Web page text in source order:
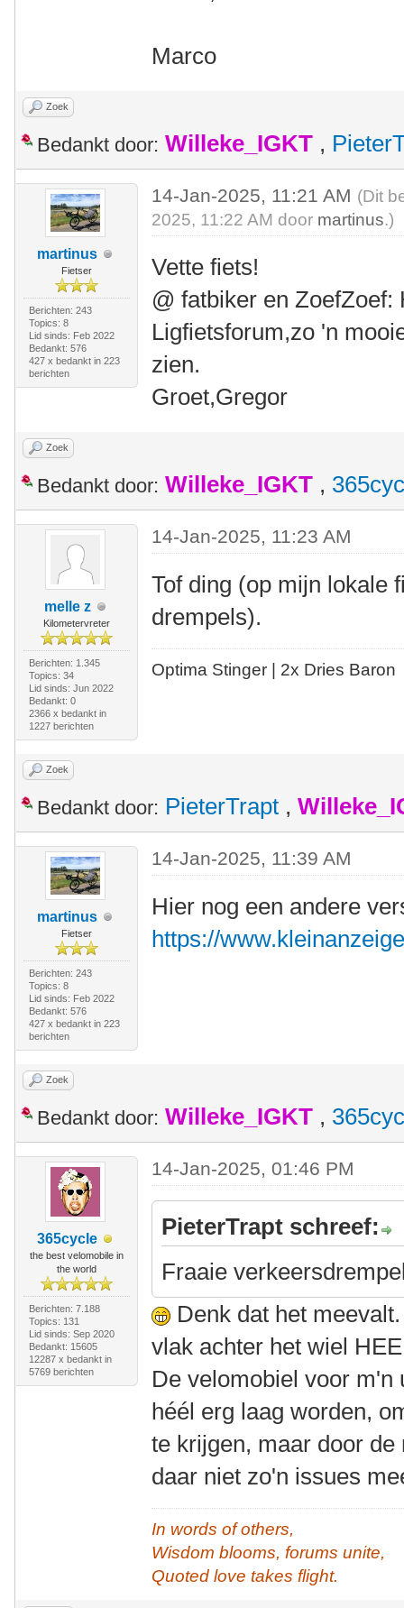
Marco
Zoek
Bedankt door: Willeke_IGKT ,
martinus
Fietser
Berichten: 243
Topics: 8
Lid sinds: Feb 2022
Bedankt: 576
427 x bedankt in 223
berichten
14-Jan-2025, 11:21 AM (Dit
2025, 11:22 AM door martinus.)
Vette fiets!
@ fatbiker en
Ligfietsforum,zo 'n
zien.
Groet,Gregor
Zoek
Bedankt door: Willeke_IGKT ,
melle z
Kilometervreter
Berichten: 1.345
Topics: 34
Lid sinds: Jun 2022
Bedankt: 0
2366 x bedankt in
1227 berichten
14-Jan-2025, 11:23 AM
Tof ding (op mijn lokale
drempels).
Optima Stinger | 2x Dries Baron
Zoek
Bedankt door: PieterTrapt ,
martinus
Fietser
Berichten: 243
Topics: 8
Lid sinds: Feb 2022
Bedankt: 576
427 x bedankt in 223
berichten
14-Jan-2025, 11:39 AM
Hier nog een andere
https://
Zoek
Bedankt door: Willeke_IGKT ,
365cycle
the best velomobile in
the world
Berichten: 7.188
Topics: 131
Lid sinds: Sep 2020
Bedankt: 15605
12287 x bedankt in
5769 berichten
14-Jan-2025, 01:46 PM
PieterTrapt schreef:
Fraaie
Denk dat het
vlak achter het wiel
De velomobiel voor
héél erg laag worden,
te krijgen, maar door
daar niet zo'n issues
In words of others,
Wisdom blooms, forums unite,
Quoted love takes flight.